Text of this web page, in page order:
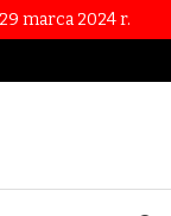
marca 2024 r.